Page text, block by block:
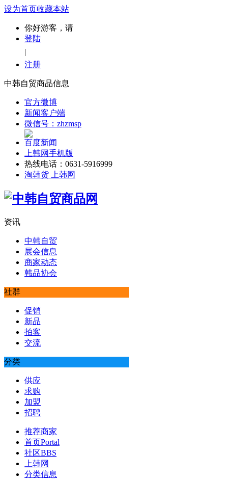
设为首页收藏本站
你好游客，请
登陆
|
注册
中韩自贸商品信息
官方微博
新闻客户端
微信号：zhzmsp
百度新闻
上韩网手机版
热线电话：0631-5916999
淘韩货 上韩网
资讯
中韩自贸
展会信息
商家动态
韩品协会
社群
促销
新品
拍客
交流
分类
供应
求购
加盟
招聘
推荐商家
首页Portal
社区BBS
上韩网
分类信息